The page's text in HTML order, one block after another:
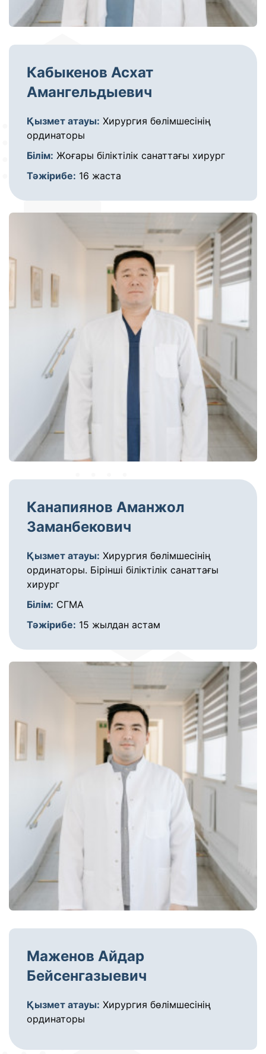
Кабыкенов Асхат
Амангельдыевич
Қызмет атауы: Хирургия бөлімшесінің
ординаторы
Білім: Жоғары біліктілік санаттағы хирург
Тәжірибе: 16 жаста
Канапиянов Аманжол
Заманбекович
Қызмет атауы: Хирургия бөлімшесінің
ординаторы. Бірінші біліктілік санаттағы
хирург
Білім: СГМА
Тәжірибе: 15 жылдан астам
Маженов Айдар
Бейсенгазыевич
Қызмет атауы: Хирургия бөлімшесінің
ординаторы